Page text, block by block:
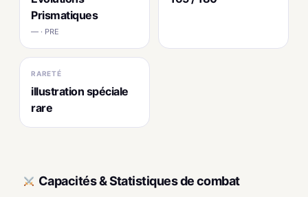
Prismatiques
— · PRE
RARETÉ
illustration spéciale
rare
Capacités & Statistiques de combat